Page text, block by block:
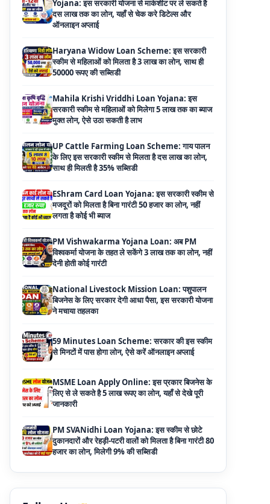
Haryana Widow Loan Scheme: इस सरकारी
स्कीम से महिलाओं को मिलता है 3 लाख का लोन, साथ ही
50000 रूपए की सब्सिडी
Mahila Krishi Vriddhi Loan Yojana: इस
सरकारी स्कीम से महिलाओं को मिलेगा 5 लाख तक का ब्याज
मुक्त लोन, ऐसे उठा सकती है लाभ
UP Cattle Farming Loan Scheme: गाय पालन
के लिए इस सरकारी स्कीम से मिलता है दस लाख का लोन,
साथ ही मिलती है 35% सब्सिडी
EShram Card Loan Yojana: इस सरकारी स्कीम से
मजदूरों को मिलता है बिना गारंटी 50 हजार का लोन, नहीं
लगता है कोई भी ब्याज
PM Vishwakarma Yojana Loan: अब PM
विश्वकर्मा योजना के तहत ले सकेंगे 3 लाख तक का लोन, नहीं
देनी होती कोई गारंटी
National Livestock Mission Loan: पशुपालन
बिजनेस के लिए सरकार देगी आधा पैसा, इस सरकारी योजना
ने मचाया तहलका
59 Minutes Loan Scheme: सरकार की इस स्कीम
से मिनटों में पास होगा लोन, ऐसे करें ऑनलाइन अप्लाई
MSME Loan Apply Online: इस प्रकार बिजनेस के
लिए से ले सकते है 5 लाख रूपए का लोन, यहाँ से देखे पूरी
PM SVANidhi Loan Yojana: इस स्कीम से छोटे
दुकानदारों और रेहड़ी-पटरी वालों को मिलता है बिना गारंटी 80
हजार का लोन, मिलेगी 9% की सब्सिडी
Haryana Self Help Group Loan 2026: स्वयं
सहायता समूह महिलाओं को मिल रहा है ₹10 लाख तक का
लोन, ऐसे करें आवेदन
पालन योजना के तहत ले सकते है 5 लाख तक का लोन,